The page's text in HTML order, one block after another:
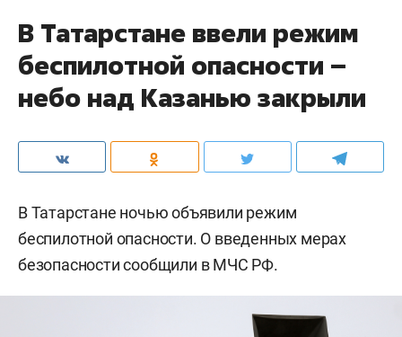
В Татарстане ввели режим
беспилотной опасности –
небо над Казанью закрыли
В Татарстане ночью объявили режим
беспилотной опасности. О введенных мерах
безопасности сообщили в МЧС РФ.